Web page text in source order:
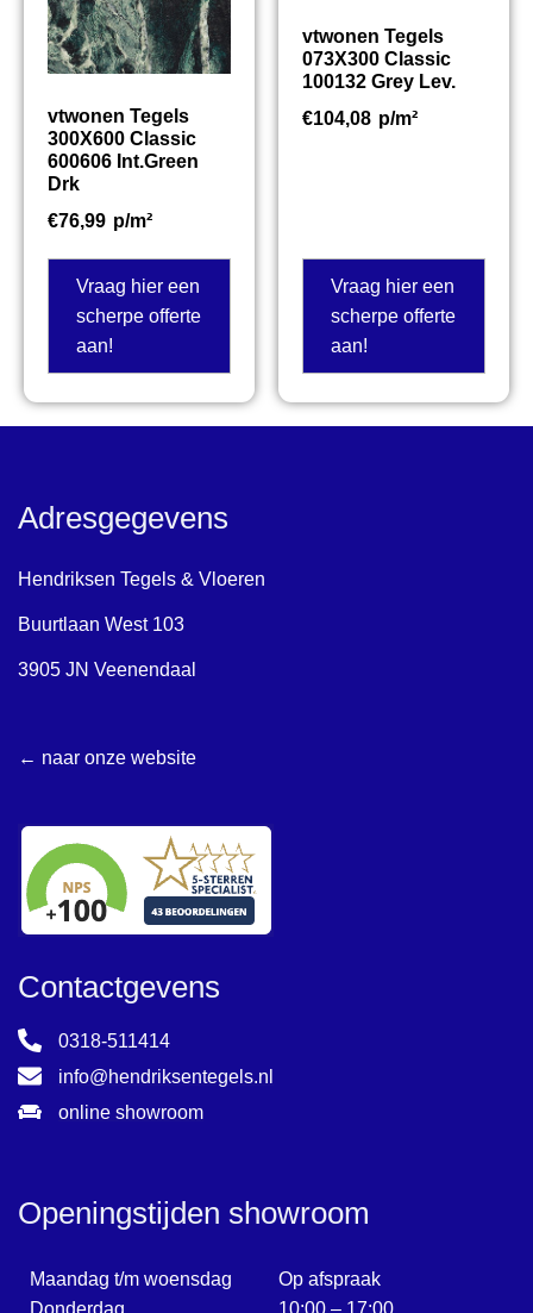
vtwonen Tegels
300X600 Classic
600606 Int.Green
Drk
€76,99 p/m²
Vraag hier een
scherpe offerte
aan!
vtwonen Tegels
073X300 Classic
100132 Grey Lev.
€104,08 p/m²
Vraag hier een
scherpe offerte
aan!
Adresgegevens
Hendriksen Tegels & Vloeren
Buurtlaan West 103
3905 JN Veenendaal
← naar onze website
Contactgevens
0318-511414
info@hendriksentegels.nl
online showroom
Openingstijden showroom
Maandag t/m woensdag
Donderdag
Op afspraak
10:00 – 17:00